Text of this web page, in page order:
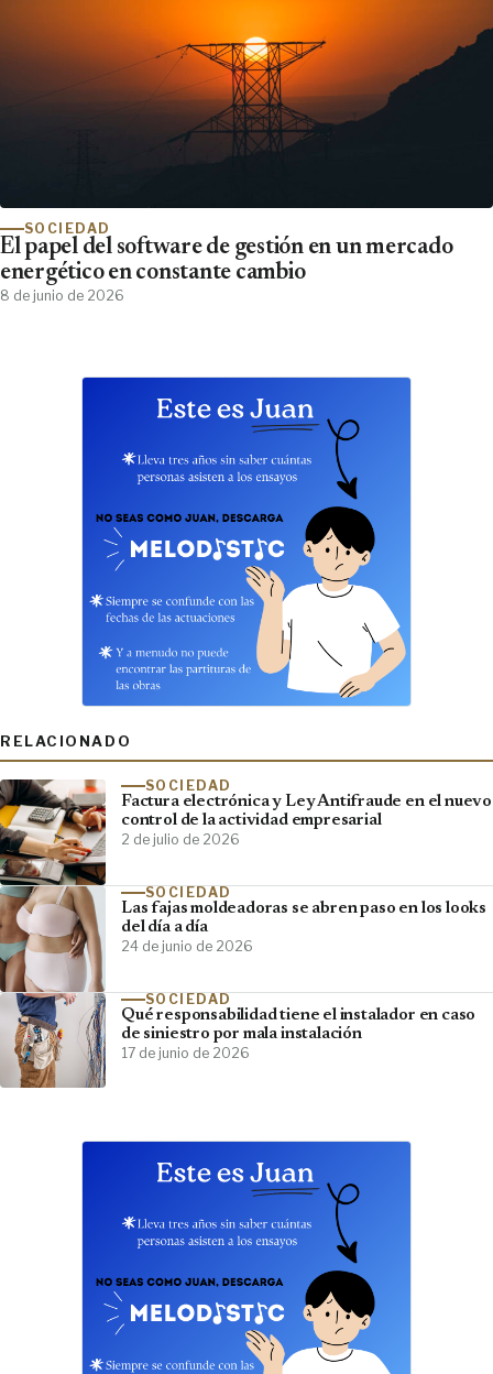
SOCIEDAD
El papel del software de gestión en un mercado
energético en constante cambio
8 de junio de 2026
RELACIONADO
SOCIEDAD
Factura electrónica y Ley Antifraude en el nuevo
control de la actividad empresarial
2 de julio de 2026
SOCIEDAD
Las fajas moldeadoras se abren paso en los looks
del día a día
24 de junio de 2026
SOCIEDAD
Qué responsabilidad tiene el instalador en caso
de siniestro por mala instalación
17 de junio de 2026